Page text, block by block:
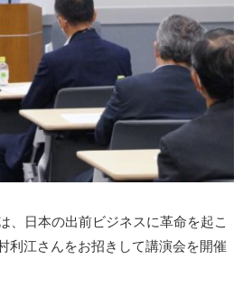
、日本の出前ビジネスに革命を起こ
利江さんをお招きして講演会を開催